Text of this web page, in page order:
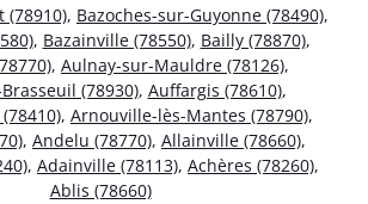
(78910), Bazoches-sur-Guyonne (78490),
, Bazainville (78550), Bailly (78870),
, Aulnay-sur-Mauldre (78126),
(78930), Auffargis (78610),
, Arnouville-lès-Mantes (78790),
, Andelu (78770), Allainville (78660),
, Adainville (78113), Achères (78260),
Ablis (78660)